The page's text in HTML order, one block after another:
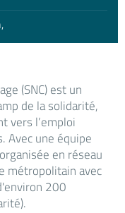
(SNC) est un
de la solidarité,
vers l’emploi
Avec une équipe
en réseau
métropolitain avec
200